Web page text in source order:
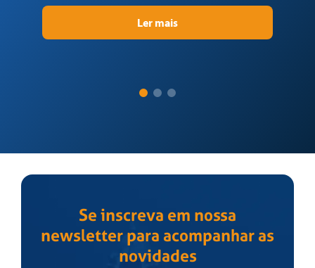
Ler mais
Se inscreva em nossa
newsletter para acompanhar as
novidades